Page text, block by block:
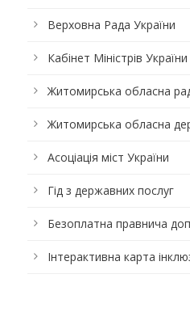
Верховна Рада України
Кабінет Міністрів України
Житомирська обласна
Житомирська обласна
Асоціація міст України
Гід з державних послуг
Безоплатна правнича
Інтерактивна карта